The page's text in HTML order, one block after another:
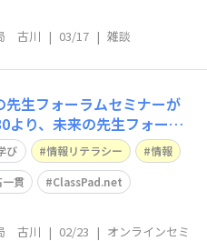
古川 | 03/17 | 雑談
生フォーラムセミナーが
より、未来の先生フォーラ
開催されます。今回のテー
情報リテラシー」です。メ
際大学GLOCOM客員研究
生成AI時代に求められる情
、生徒の主体性
び 情報リテラシー
情報
一貫 ClassPad.net
古川 | 02/23 | オンラインセミ